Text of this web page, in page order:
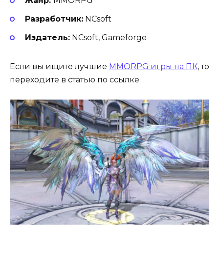
Разработчик:NCsoft
Издатель:NCsoft, Gameforge
Если вы ищите лучшие MMORPG игры на ПК, то
переходите в статью по ссылке.